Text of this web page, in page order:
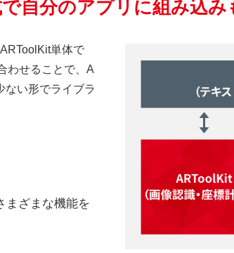
自分のアプリに組み込み
単体で
わせることで、A
ない形でライブラ
まざまな機能を